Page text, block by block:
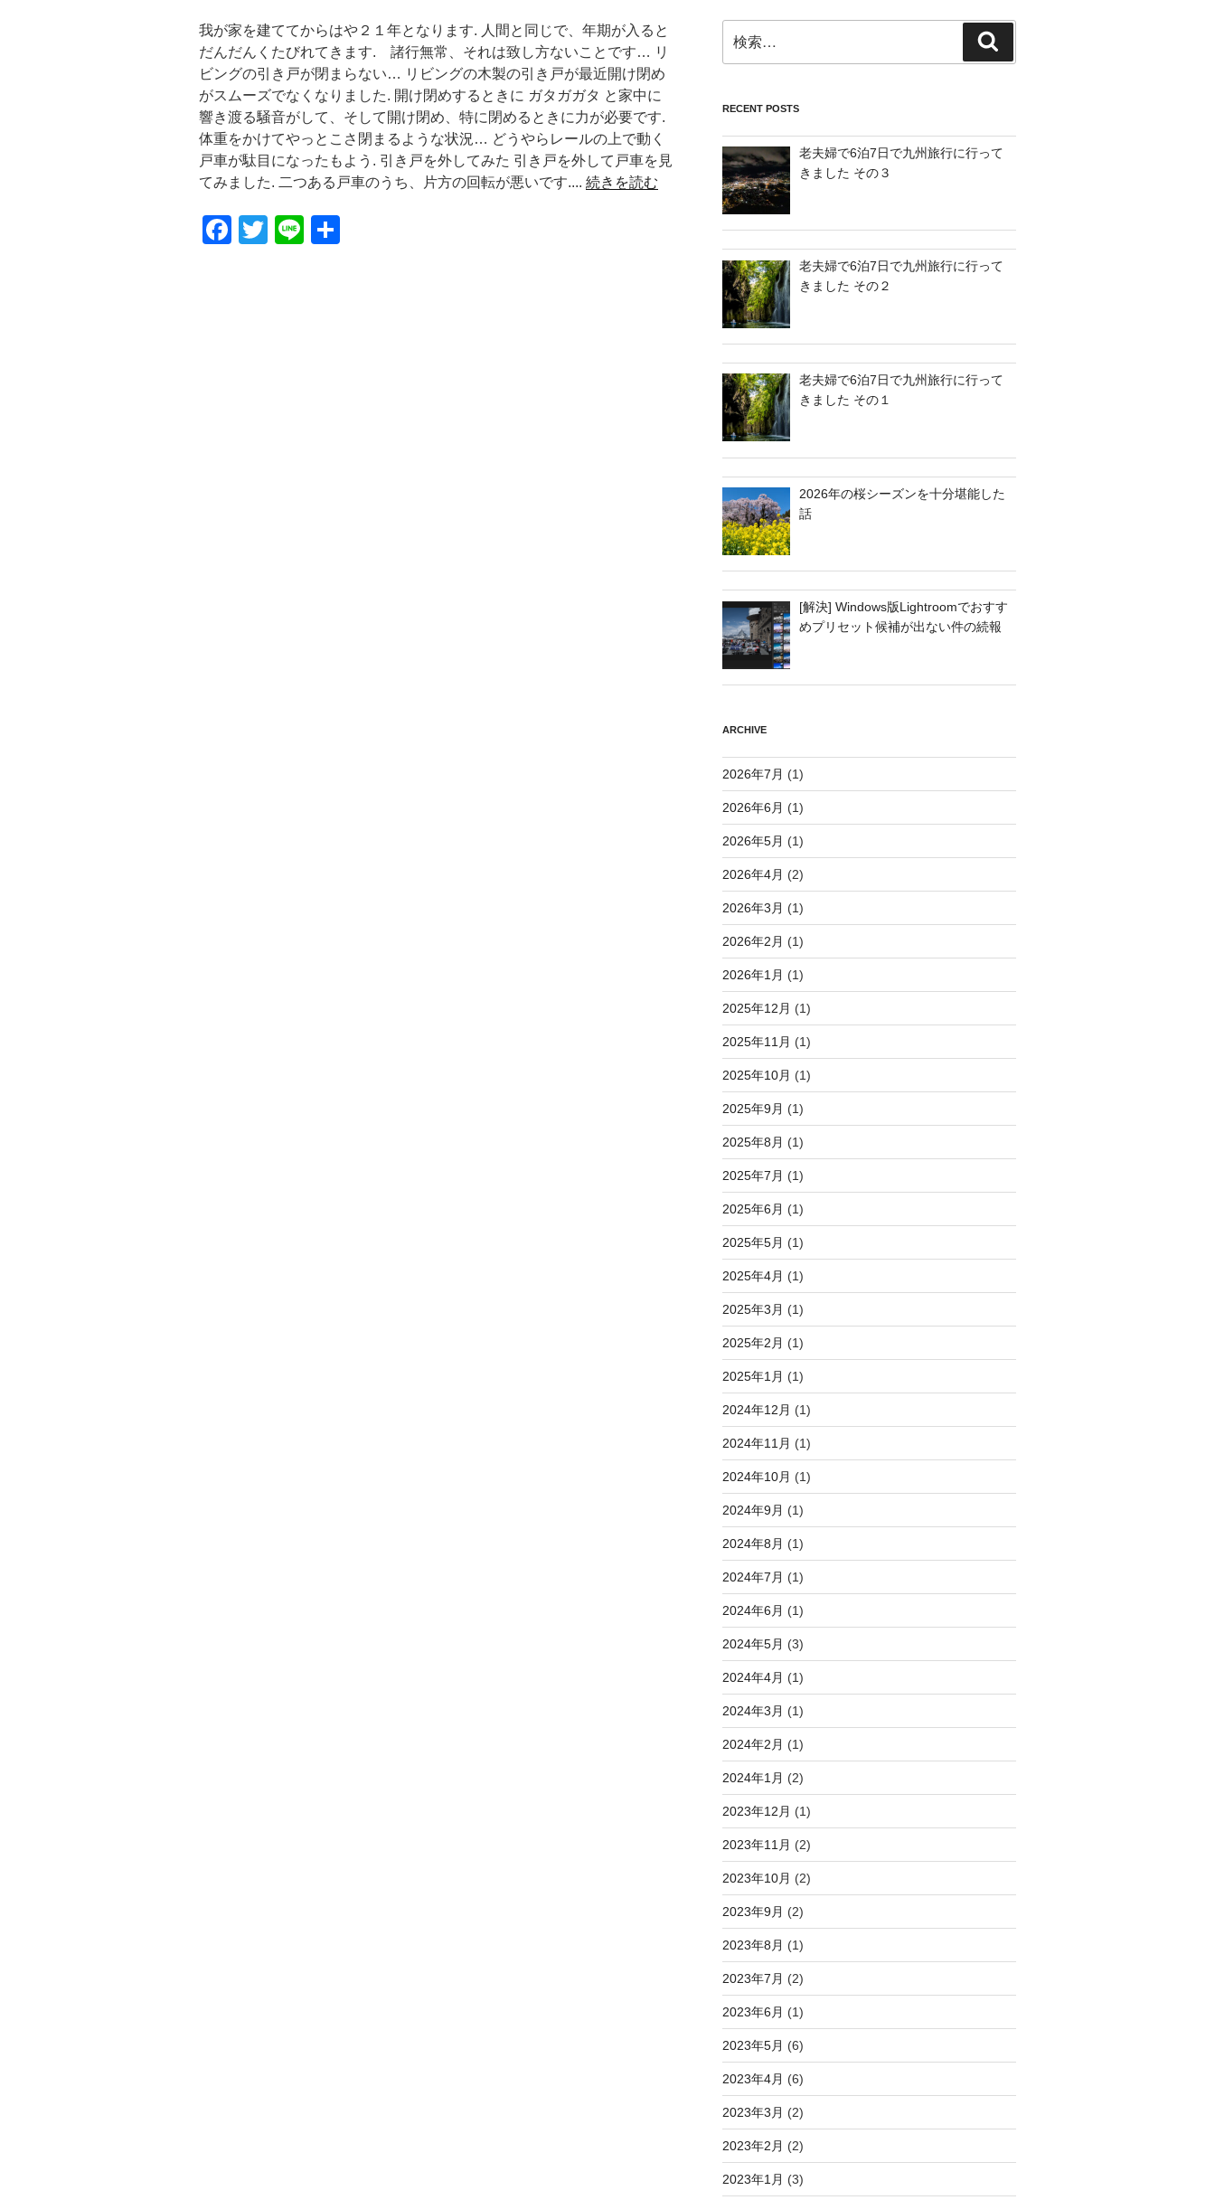
我が家を建ててからはや２１年となります. 人間と同じで、年期が入ると
だんだんくたびれてきます. 諸行無常、それは致し方ないことです… リ
ビングの引き戸が閉まらない… リビングの木製の引き戸が最近開け閉め
がスムーズでなくなりました. 開け閉めするときに ガタガガタ と家中に
響き渡る騒音がして、そして開け閉め、特に閉めるときに力が必要です.
体重をかけてやっとこさ閉まるような状況… どうやらレールの上で動く
戸車が駄目になったもよう. 引き戸を外してみた 引き戸を外して戸車を見
てみました. 二つある戸車のうち、片方の回転が悪いです.... 続きを読む
F
T
Li
索:
索
RECENT POSTS
老夫婦で6泊7日で九州旅行に行って
きました その３
老夫婦で6泊7日で九州旅行に行って
きました その２
老夫婦で6泊7日で九州旅行に行って
きました その１
2026年の桜シーズンを十分堪能した
話
[解決] Windows版Lightroomでおすす
めプリセット候補が出ない件の続報
ARCHIVE
2026年7月 (1)
2026年6月 (1)
2026年5月 (1)
2026年4月 (2)
2026年3月 (1)
2026年2月 (1)
2026年1月 (1)
2025年12月 (1)
2025年11月 (1)
2025年10月 (1)
2025年9月 (1)
2025年8月 (1)
2025年7月 (1)
2025年6月 (1)
2025年5月 (1)
2025年4月 (1)
2025年3月 (1)
2025年2月 (1)
2025年1月 (1)
2024年12月 (1)
2024年11月 (1)
2024年10月 (1)
2024年9月 (1)
2024年8月 (1)
2024年7月 (1)
2024年6月 (1)
2024年5月 (3)
2024年4月 (1)
2024年3月 (1)
2024年2月 (1)
2024年1月 (2)
2023年12月 (1)
2023年11月 (2)
2023年10月 (2)
2023年9月 (2)
2023年8月 (1)
2023年7月 (2)
2023年6月 (1)
2023年5月 (6)
2023年4月 (6)
2023年3月 (2)
2023年2月 (2)
2023年1月 (3)